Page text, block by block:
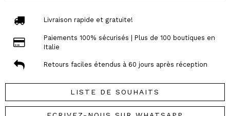
Livraison rapide et gratuite!
Paiements 100% sécurisés | Plus de 100 boutiques en
Italie
Retours faciles étendus à 60 jours après réception
LISTE DE SOUHAITS